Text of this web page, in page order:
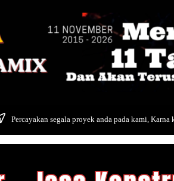
Percayakan segala proyek anda pada kami,